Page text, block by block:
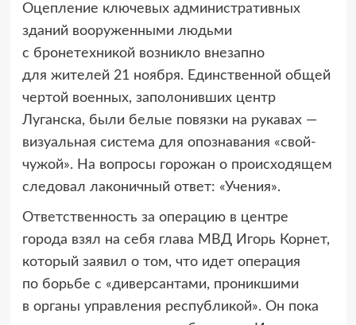
Оцепление ключевых административных
зданий вооруженными людьми
с бронетехникой возникло внезапно
для жителей 21 ноября. Единственной общей
чертой военных, заполонивших центр
Луганска, были белые повязки на рукавах —
визуальная система для опознавания «свой-
чужой». На вопросы горожан о происходящем
следовал лаконичный ответ: «Учения».
Ответственность за операцию в центре
города взял на себя глава МВД Игорь Корнет,
который заявил о том, что идет операция
по борьбе с «диверсантами, проникшими
в органы управления республикой». Он пока